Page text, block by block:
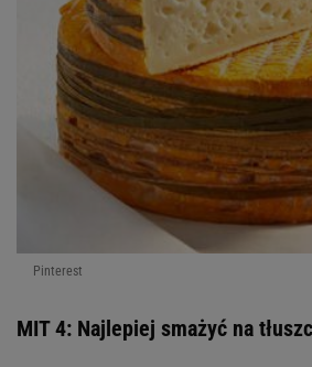
Pinterest
MIT 4: Najlepiej smażyć na